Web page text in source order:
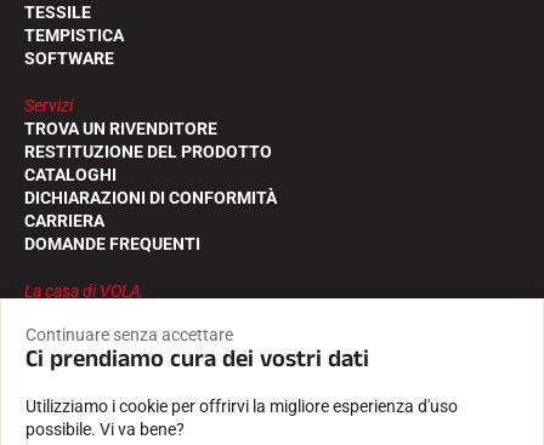
TESSILE
TEMPISTICA
SOFTWARE
Servizi
TROVA UN RIVENDITORE
RESTITUZIONE DEL PRODOTTO
CATALOGHI
DICHIARAZIONI DI CONFORMITÀ
CARRIERA
DOMANDE FREQUENTI
La casa di VOLA
GLI ATLETI
L'IMPEGNO DELLA RSI
Seguiteci su
Continuare senza accettare
Ci prendiamo cura dei vostri dati
Utilizziamo i cookie per offrirvi la migliore esperienza d'uso
possibile. Vi va bene?